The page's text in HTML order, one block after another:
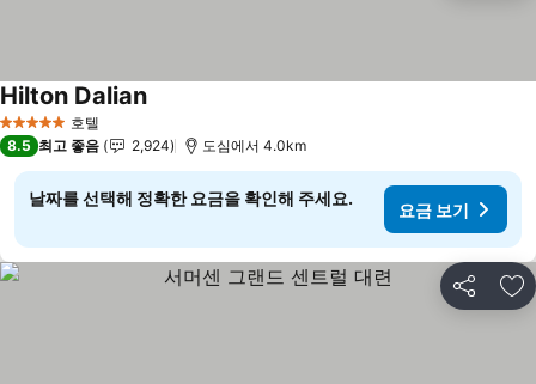
5 성급 호텔
Hilton Dalian요금 보기
8.5 최고 좋음 2,924 도심에서 4.0km
날짜를 선택해 정확한 요금을 확인해 주세요.
요금 보기
공유 즐